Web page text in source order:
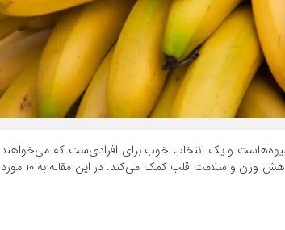
میوه‌هاست و یک انتخاب خوب برای افرادی‌ست که می‌خواهند
عادات غذایی سالمی داشته باشند. موز حاوی مواد مغذی زیادی است و به کاهش وزن و سلامت قلب کمک می‌کند. در این مقاله به ۱۰ مورد